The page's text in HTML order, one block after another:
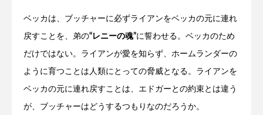
ベッカは、ブッチャーに必ずライアンをベッカの元に連れ
戻すことを、弟の“レニーの魂”に誓わせる。ベッカのため
だけではない。ライアンが愛を知らず、ホームランダーの
ように育つことは人類にとっての脅威となる。ライアンを
ベッカの元に連れ戻すことは、エドガーとの約束とは違う
が、ブッチャーはどうするつもりなのだろうか。